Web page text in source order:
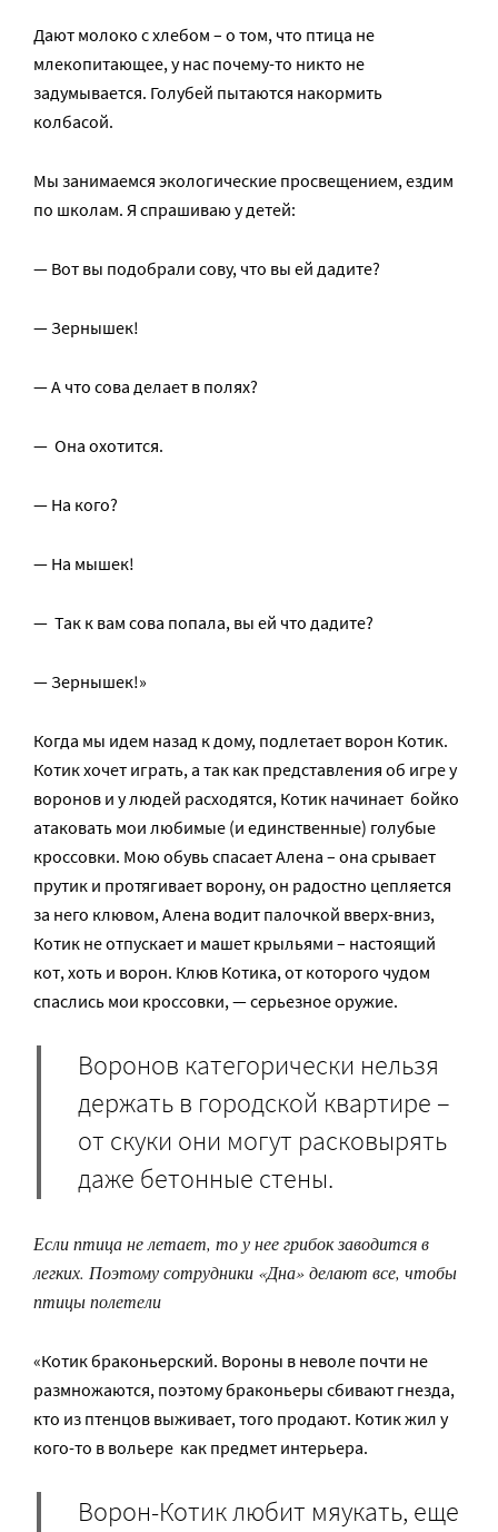
Дают молоко с хлебом – о том, что птица не
млекопитающее, у нас почему-то никто не
задумывается. Голубей пытаются накормить
колбасой.
Мы занимаемся экологические просвещением, ездим
по школам. Я спрашиваю у детей:
— Вот вы подобрали сову, что вы ей дадите?
— Зернышек!
— А что сова делает в полях?
— Она охотится.
— На кого?
— На мышек!
— Так к вам сова попала, вы ей что дадите?
— Зернышек!»
Когда мы идем назад к дому, подлетает ворон Котик.
Котик хочет играть, а так как представления об игре у
воронов и у людей расходятся, Котик начинает бойко
атаковать мои любимые (и единственные) голубые
кроссовки. Мою обувь спасает Алена – она срывает
прутик и протягивает ворону, он радостно цепляется
за него клювом, Алена водит палочкой вверх-вниз,
Котик не отпускает и машет крыльями – настоящий
кот, хоть и ворон. Клюв Котика, от которого чудом
спаслись мои кроссовки, — серьезное оружие.
Воронов категорически нельзя
держать в городской квартире –
от скуки они могут расковырять
даже бетонные стены.
Если птица не летает, то у нее грибок заводится в
легких. Поэтому сотрудники «Дна» делают все, чтобы
птицы полетели
«Котик браконьерский. Вороны в неволе почти не
размножаются, поэтому браконьеры сбивают гнезда,
кто из птенцов выживает, того продают. Котик жил у
кого-то в вольере как предмет интерьера.
Ворон-Котик любит мяукать, еще